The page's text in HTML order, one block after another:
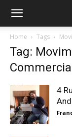
Home Tags
Tag:
4